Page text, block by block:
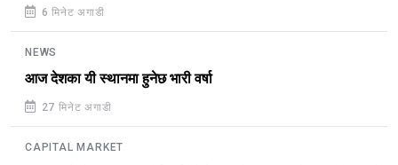
6 मिनेट अगाडी
NEWS
आज देशका यी स्थानमा हुनेछ भारी वर्षा
27 मिनेट अगाडी
CAPITAL MARKET